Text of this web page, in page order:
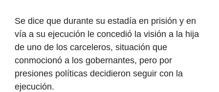
Se dice que durante su estadía en prisión y en
vía a su ejecución le concedió la visión a la hija
de uno de los carceleros, situación que
conmocionó a los gobernantes, pero por
presiones políticas decidieron seguir con la
ejecución.